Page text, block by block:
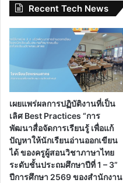
Recent Tech News
เผยแพร่ผลการปฏิบัติงานที่เป็น
เลิศ Best Practices “การ
พัฒนาสื่อจัดการเรียนรู้ เพื่อแก้
ปัญหาให้นักเรียนอ่านออกเขียน
ได้ ของครูผู้สอนวิชาภาษาไทย
ระดับชั้นประถมศึกษาปีที่ 1 – 3”
ปีการศึกษา 2569 ของสำนักงาน